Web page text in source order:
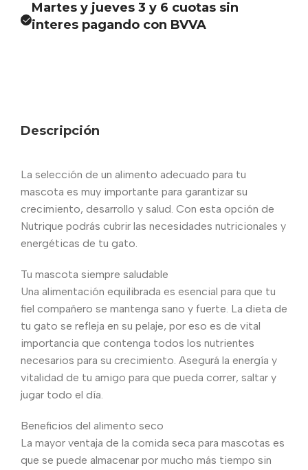
Martes y jueves 3 y 6 cuotas sin
interes pagando con BVVA
Descripción
La selección de un alimento adecuado para tu
mascota es muy importante para garantizar su
crecimiento, desarrollo y salud. Con esta opción de
Nutrique podrás cubrir las necesidades nutricionales y
energéticas de tu gato.
Tu mascota siempre saludable
Una alimentación equilibrada es esencial para que tu
fiel compañero se mantenga sano y fuerte. La dieta de
tu gato se refleja en su pelaje, por eso es de vital
importancia que contenga todos los nutrientes
necesarios para su crecimiento. Asegurá la energía y
vitalidad de tu amigo para que pueda correr, saltar y
jugar todo el día.
Beneficios del alimento seco
La mayor ventaja de la comida seca para mascotas es
que se puede almacenar por mucho más tiempo sin